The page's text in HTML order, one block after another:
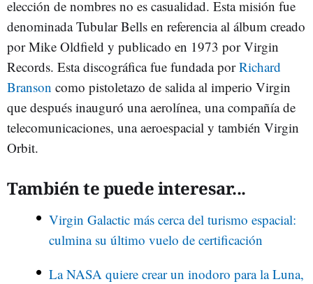
elección de nombres no es casualidad. Esta misión fue
denominada Tubular Bells en referencia al álbum creado
por Mike Oldfield y publicado en 1973 por Virgin
Records. Esta discográfica fue fundada porRichard
Branson como pistoletazo de salida al imperio Virgin
que después inauguró una aerolínea, una compañía de
telecomunicaciones, una aeroespacial y también Virgin
Orbit.
También te puede interesar...
Virgin Galactic más cerca del turismo espacial:
culmina su último vuelo de certificación
La NASA quiere crear un inodoro para la Luna,